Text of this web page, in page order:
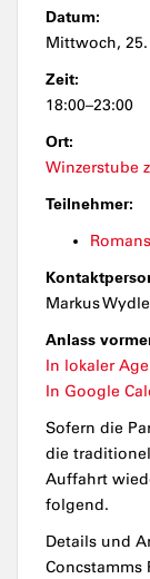
Datum:
Mittwoch, 25.
Zeit:
18:00–23:00
Ort:
Winzerstube
Teilnehmer:
Markus
Anlass
In lokaler
In Google
Sofern die
die
Auffahrt
folgend.
Details und
Concstamms